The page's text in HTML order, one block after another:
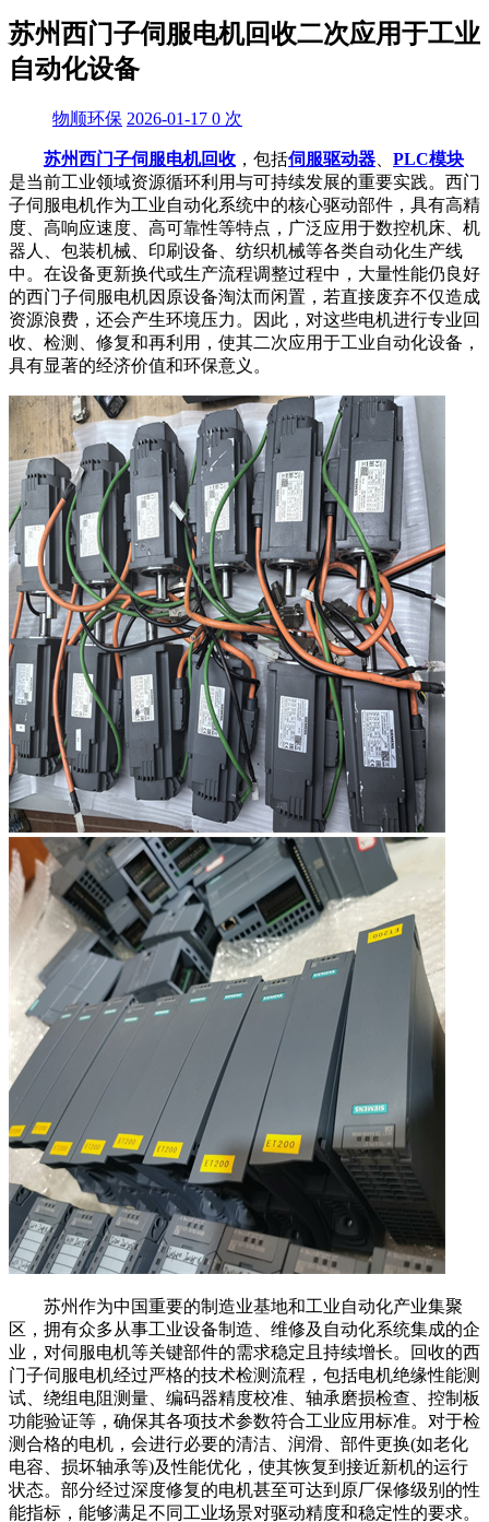
苏州西门子伺服电机回收二次应用于工业
自动化设备
物顺环保 2026-01-17 0 次
苏州西门子伺服电机回收 ，包括伺服驱动器
PLC模块
是当前工业领域资源循环利用与可持续发展的重要实践。西门
子伺服电机作为工业自动化系统中的核心驱动部件，具有高精
度、高响应速度、高可靠性等特点，广泛应用于数控机床、机
器人、包装机械、印刷设备、纺织机械等各类自动化生产线
中。在设备更新换代或生产流程调整过程中，大量性能仍良好
的西门子伺服电机因原设备淘汰而闲置，若直接废弃不仅造成
资源浪费，还会产生环境压力。因此，对这些电机进行专业回
收、检测、修复和再利用，使其二次应用于工业自动化设备，
具有显著的经济价值和环保意义。
苏州作为中国重要的制造业基地和工业自动化产业集聚
区，拥有众多从事工业设备制造、维修及自动化系统集成的企
业，对伺服电机等关键部件的需求稳定且持续增长。回收的西
门子伺服电机经过严格的技术检测流程，包括电机绝缘性能测
试、绕组电阻测量、编码器精度校准、轴承磨损检查、控制板
功能验证等，确保其各项技术参数符合工业应用标准。对于检
测合格的电机，会进行必要的清洁、润滑、部件更换(如老化
电容、损坏轴承等)及性能优化，使其恢复到接近新机的运行
状态。部分经过深度修复的电机甚至可达到原厂保修级别的性
能指标，能够满足不同工业场景对驱动精度和稳定性的要求。